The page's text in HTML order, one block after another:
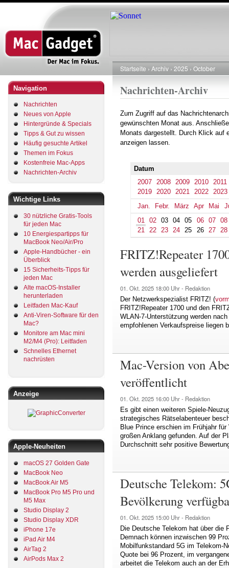
Direkt
zum
Navigation
Nachrichten
Neues von Apple
Hintergründe & Specials
Tipps & Gut zu wissen
Häufig gesuchte Artikel
Themen im Fokus
Kostenfreie Mac-Apps
Nachrichten-Archiv
Wichtige Links
30 nützliche Gratis-Tools
für jeden Mac
10 Energiespartipps für
MacBook Neo/Air/Pro
Apple-Handbücher - ein
Überblick
15 Sicherheits-Tipps für
jeden Mac
Alte macOS-Installer
herunterladen
Leitfaden Mac-Kauf
Anti-Viren-Software für den
Mac?
Monitore am Mac mini
M2/M4 (Pro): Leitfaden
Schnelles Ethernet
nachrüsten
Anzeige
Apple-Neuheiten
macOS 27 Golden Gate
MacBook Neo
MacBook Air M5
MacBook Pro M5 Pro und
M5 Max
Studio Display 2
Studio Display XDR
iPhone 17e
iPad Air M4
AirTag 2
AirPods Max 2
Pfadnavigation
Startseite Archiv 2025 October
Nachrichten-Archiv
Zum Zugriff auf das
gewünschten Monat aus.
Monats dargestellt. Durch Klick auf
anzeigen lassen.
Datum
2007
2008 2009 2010
2011
2019
2020 2021 2022
2023
Jan.
Febr. März Apr Mai
01
02 03 04 05 06 07
08
21
22 23 24 25 26 27 28
FRITZ!Repeater
werden ausgeliefert
01. Okt. 2025 18:00 Uhr - Redaktion
Der Netzwerkspezialist FRITZ! (
FRITZ!Repeater 1700 und den
WLAN-7-Unterstützung werden
empfohlenen Verkaufspreise liegen
Mac-Version von
veröffentlicht
01. Okt. 2025 16:00 Uhr - Redaktion
Es gibt einen weiteren Spiele-
strategisches Rätselabenteuer
Blue Prince erschien im Frühjahr
großen Anklang gefunden. Auf der
Durchschnitt sehr positive
Deutsche Telekom:
Bevölkerung
01. Okt. 2025 15:00 Uhr - Redaktion
Die Deutsche Telekom hat über die
Demnach können inzwischen 99
Mobilfunkstandard 5G im Telekom-
Quote bei 96 Prozent, im
arbeitet die Telekom auch an der